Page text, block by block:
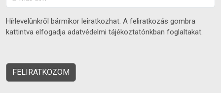
Hírlevelünkről bármikor leiratkozhat. A feliratkozás gombra
kattintva elfogadja adatvédelmi tájékoztatónkban foglaltakat.